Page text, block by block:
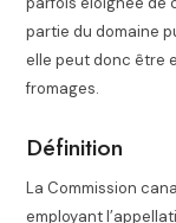
partie du domaine
elle peut donc être
fromages.
Définition
La Commission
employant